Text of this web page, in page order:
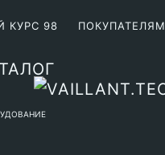
КУРС 98 ПОКУПАТЕЛЯМ